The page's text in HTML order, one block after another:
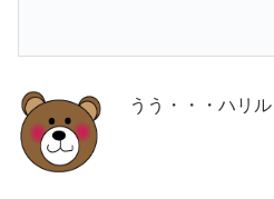
うう・・・ハリル